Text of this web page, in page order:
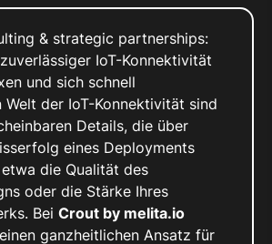
& strategic partnerships:
IoT-Konnektivität
und sich schnell
der IoT-Konnektivität sind
Details, die über
eines Deployments
die Qualität des
oder die Stärke Ihres
Bei Crout by melita.io
ganzheitlichen Ansatz für